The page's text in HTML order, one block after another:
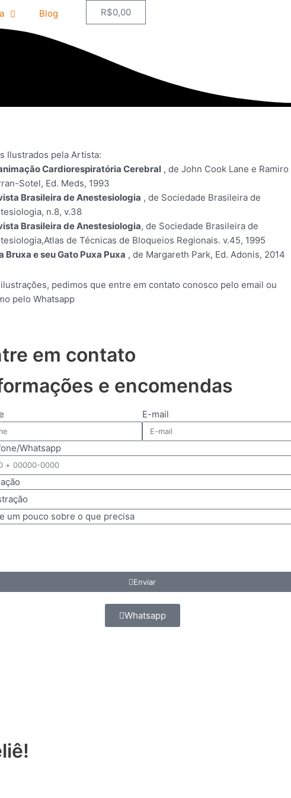
Blog R$0,00Carrinho
Ilustrados pela Artista:
Cardiorespiratória Cerebral , de John Cook Lane e Ramiro
Sotel, Ed. Meds, 1993
Brasileira de Anestesiologia , de Sociedade Brasileira de
n.8, v.38
Brasileira de Anestesiologia, de Sociedade Brasileira de
de Técnicas de Bloqueios Regionais. v.45, 1995
Bruxa e seu Gato Puxa Puxa , de Margareth Park, Ed. Adonis, 2014
ilustrações, pedimos que entre em contato conosco pelo email ou
pelo Whatsapp
em contato
e encomendas
E-mail
Whatsapp
um pouco sobre o que precisa
Enviar
Whatsapp